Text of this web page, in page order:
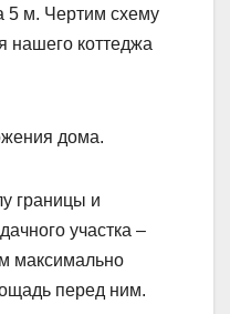
5 м. Чертим схему
нашего коттеджа
дома.
границы и
участка –
максимально
перед ним.